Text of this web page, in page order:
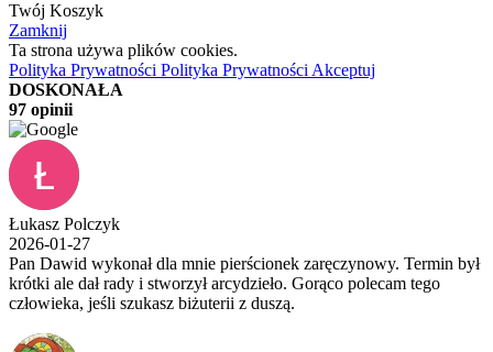
Twój Koszyk
Zamknij
Ta strona używa plików cookies.
Polityka Prywatności Polityka Prywatności Akceptuj
DOSKONAŁA
97 opinii
Łukasz Polczyk
2026-01-27
Pan Dawid wykonał dla mnie pierścionek zaręczynowy. Termin był
krótki ale dał rady i stworzył arcydzieło. Gorąco polecam tego
człowieka, jeśli szukasz biżuterii z duszą.